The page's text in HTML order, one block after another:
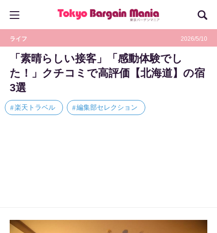
ライフ 2026/5/10
「素晴らしい接客」「感動体験でし
た！」クチコミで高評価【北海道】の宿
3選
楽天トラベル 編集部セレクション